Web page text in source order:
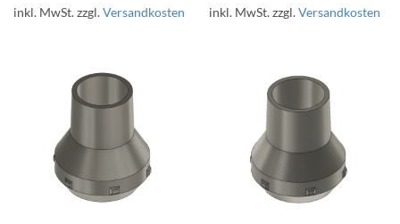
inkl. MwSt.zzgl.Versandkosten inkl. MwSt.zzgl.Versandkosten